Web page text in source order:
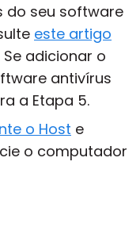
do seu software
este artigo
adicionar o
antivírus
a Etapa 5.
o Host e
o computador